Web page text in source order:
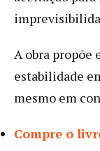
A obra propõe
estabilidade
mesmo em
Compre o